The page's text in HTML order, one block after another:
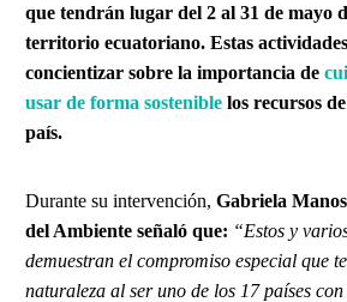
que tendrán lugar del 2 al 31 de mayo
territorio ecuatoriano. Estas
concientizar sobre la importancia de
usar de forma sostenible los recursos
país.
Durante su intervención, Gabriela
del Ambiente señaló que: “Estos y
demuestran el compromiso especial que
naturaleza al ser uno de los 17 países